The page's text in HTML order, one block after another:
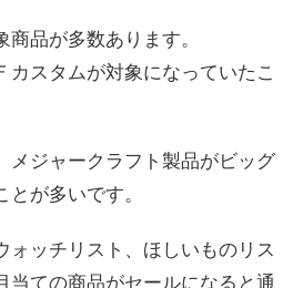
品が多数あります。
カスタムが対象になっていたこ
メジャークラフト製品がビッグ
が多いです。
ォッチリスト、ほしいものリス
当ての商品がセールになると通